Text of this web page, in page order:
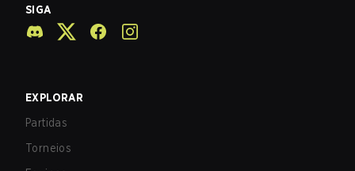
SIGA
EXPLORAR
Partidas
Torneios